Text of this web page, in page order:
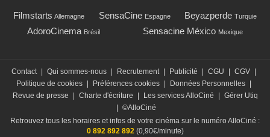
Filmstarts Allemagne SensaCine Espagne Beyazperde Turquie
AdoroCinema Brésil Sensacine México Mexique
Contact Qui sommes-nous Recrutement Publicité CGU CGV
Politique de cookies
Préférences cookies Données Personnelles
Revue de presse
Charte d'écriture Les services AlloCiné
Gérer Utiq
©AlloCiné
Retrouvez tous les horaires et infos de votre cinéma sur le numéro AlloCiné :
0 892 892 892(0,90€/minute)